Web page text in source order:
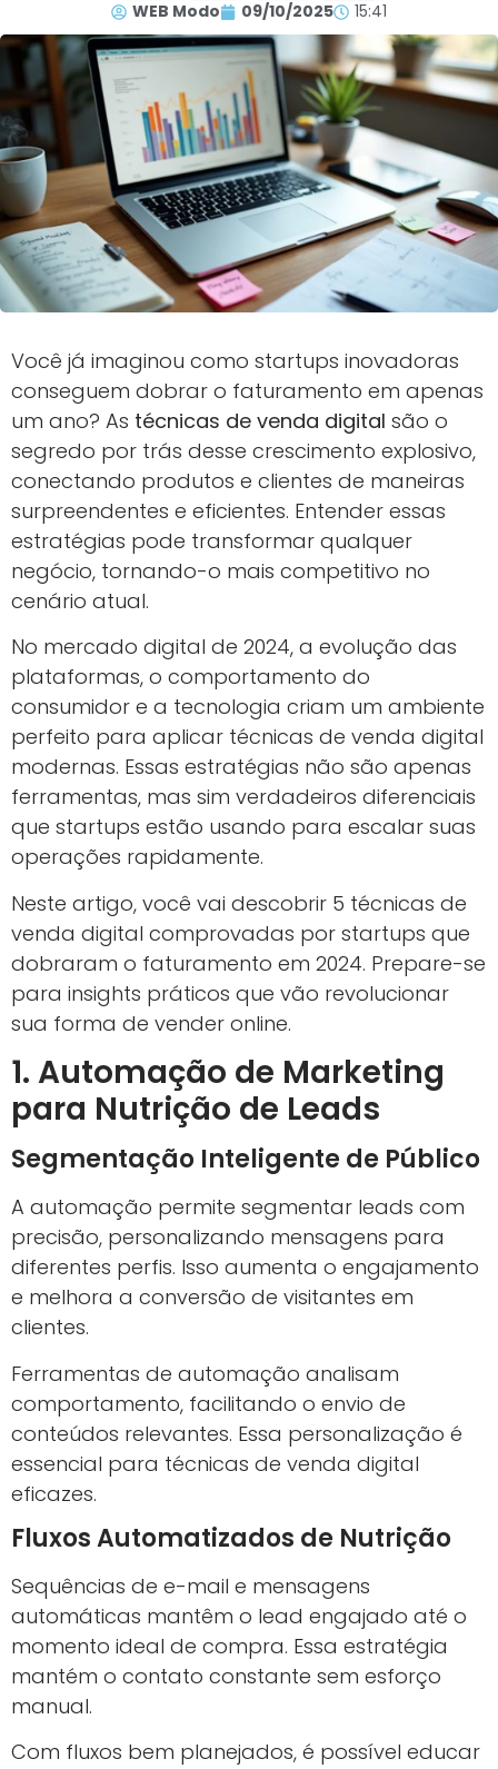
WEB Modo 09/10/2025 15:41
Você já imaginou como startups inovadoras
conseguem dobrar o faturamento em apenas
um ano? As técnicas de venda digital são o
segredo por trás desse crescimento explosivo,
conectando produtos e clientes de maneiras
surpreendentes e eficientes. Entender essas
estratégias pode transformar qualquer
negócio, tornando-o mais competitivo no
cenário atual.
No mercado digital de 2024, a evolução das
plataformas, o comportamento do
consumidor e a tecnologia criam um ambiente
perfeito para aplicar técnicas de venda digital
modernas. Essas estratégias não são apenas
ferramentas, mas sim verdadeiros diferenciais
que startups estão usando para escalar suas
operações rapidamente.
Neste artigo, você vai descobrir 5 técnicas de
venda digital comprovadas por startups que
dobraram o faturamento em 2024. Prepare-se
para insights práticos que vão revolucionar
sua forma de vender online.
1. Automação de Marketing
para Nutrição de Leads
Segmentação Inteligente de Público
A automação permite segmentar leads com
precisão, personalizando mensagens para
diferentes perfis. Isso aumenta o engajamento
e melhora a conversão de visitantes em
clientes.
Ferramentas de automação analisam
comportamento, facilitando o envio de
conteúdos relevantes. Essa personalização é
essencial para técnicas de venda digital
eficazes.
Fluxos Automatizados de Nutrição